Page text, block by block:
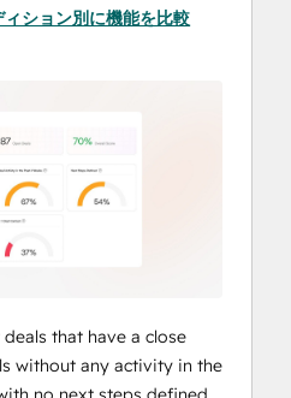
ション別に機能を比較
that have a close
without any activity in the